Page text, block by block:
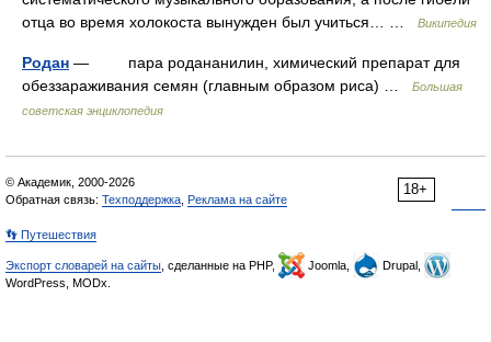
отца во время холокоста вынужден был учиться… …
Википедия
Родан — пара родананилин, химический препарат для
обеззараживания семян (главным образом риса) …
Большая
советская энциклопедия
18+
© Академик, 2000-2026
Обратная связь: Техподдержка Реклама на сайте
👣 Путешествия
Экспорт словарей на сайты , сделанные на PHP, Joomla,
Drupal,
WordPress, MODx.